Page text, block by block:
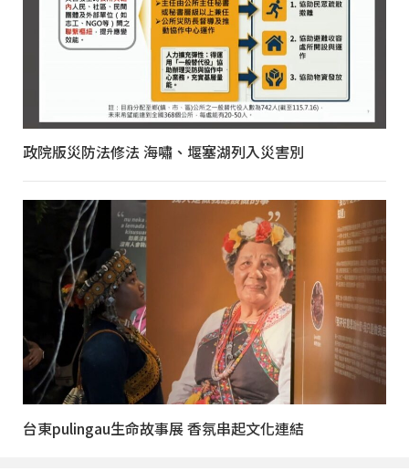
政院版災防法修法 海嘯、堰塞湖列入災害別
台東pulingau生命故事展 香氛串起文化連結